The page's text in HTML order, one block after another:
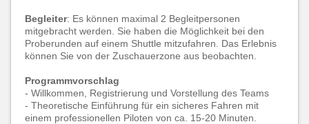
Begleiter: Es können maximal 2 Begleitpersonen
mitgebracht werden. Sie haben die Möglichkeit bei den
Proberunden auf einem Shuttle mitzufahren. Das Erlebnis
können Sie von der Zuschauerzone aus beobachten.
Programmvorschlag
- Willkommen, Registrierung und Vorstellung des Teams
- Theoretische Einführung für ein sicheres Fahren mit
einem professionellen Piloten von ca. 15-20 Minuten.